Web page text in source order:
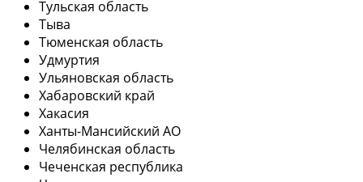
Тульская область
Тыва
Тюменская область
Удмуртия
Ульяновская область
Хабаровский край
Хакасия
Ханты-Мансийский АО
Челябинская область
Чеченская республика